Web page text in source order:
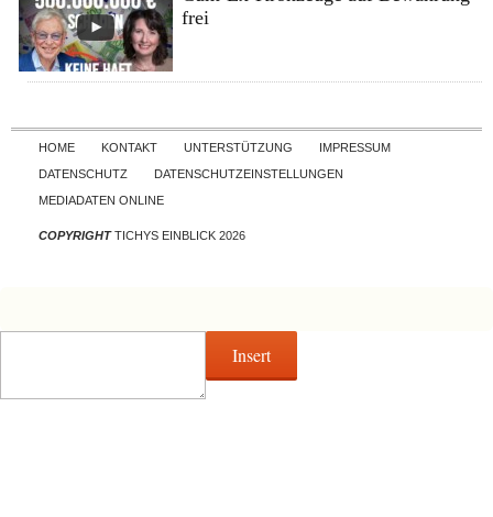
frei
Skip to content
HOME KONTAKT UNTERSTÜTZUNG
IMPRESSUM
DATENSCHUTZ
DATENSCHUTZEINSTELLUNGEN
MEDIADATEN ONLINE
COPYRIGHTTICHYS EINBLICK 2026
Insert